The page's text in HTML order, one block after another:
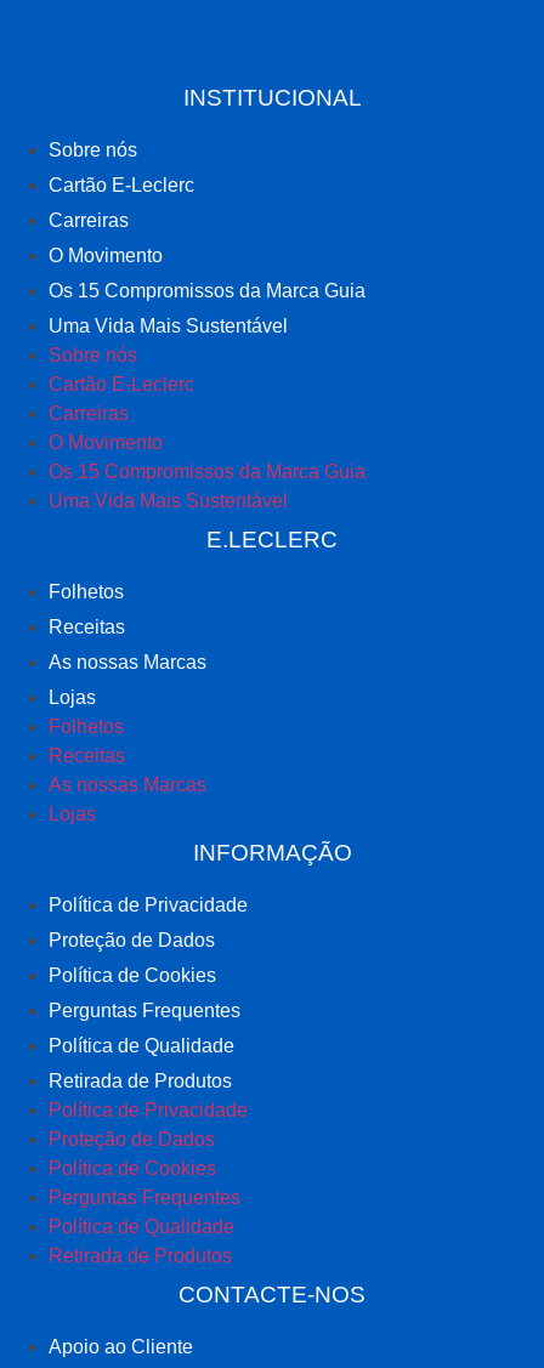
INSTITUCIONAL
Sobre nós
Cartão E-Leclerc
Carreiras
O Movimento
Os 15 Compromissos da Marca Guia
Uma Vida Mais Sustentável
Sobre nós
Cartão E-Leclerc
Carreiras
O Movimento
Os 15 Compromissos da Marca Guia
Uma Vida Mais Sustentável
E.LECLERC
Folhetos
Receitas
As nossas Marcas
Lojas
Folhetos
Receitas
As nossas Marcas
Lojas
INFORMAÇÃO
Política de Privacidade
Proteção de Dados
Política de Cookies
Perguntas Frequentes
Política de Qualidade
Retirada de Produtos
Política de Privacidade
Proteção de Dados
Política de Cookies
Perguntas Frequentes
Política de Qualidade
Retirada de Produtos
CONTACTE-NOS
Apoio ao Cliente